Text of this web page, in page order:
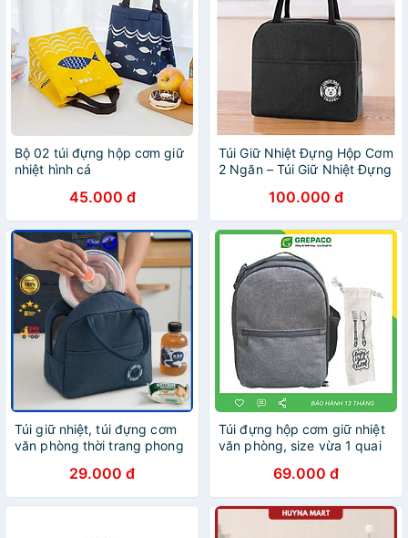
Bộ 02 túi đựng hộp cơm giữ
nhiệt hình cá
45.000 đ
Túi Giữ Nhiệt Đựng Hộp Cơm
2 Ngăn – Túi Giữ Nhiệt Đựng
Thấm Nước Chính Hãng -
PHỤ KIỆN NHÀ BẾP KHÁC
100.000 đ
Túi giữ nhiệt, túi đựng cơm
văn phòng thời trang phong
29.000 đ
Túi đựng hộp cơm giữ nhiệt
văn phòng, size vừa 1 quai
hợp đựng thức ăn - Tặng túi
đựng muỗng
69.000 đ